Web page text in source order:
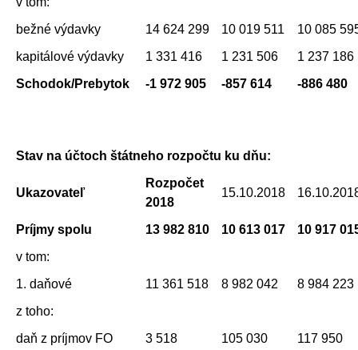
bežné výdavky
14 624 299 10 019 511
10 085
kapitálové výdavky
1 331 416 1 231 506
1 237 186
Schodok/Prebytok
-1 972 905 -857 614 -886 480
Stav na účtoch štátneho rozpočtu ku dňu:
Ukazovateľ
Rozpočet
2018
15.10.2018
Príjmy spolu 13 982 810 10 613 017
10 917
v tom:
1. daňové
11 361 518 8 982 042
8 984 223
z toho:
daň z príjmov FO
3 518 105 030
117 950